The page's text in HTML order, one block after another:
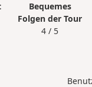
Bequemes
Folgen der Tour
4 / 5